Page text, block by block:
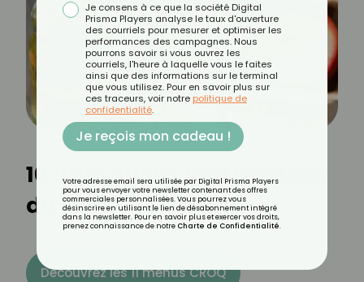
10 utilisations inattendues
du vinaigre de cidre
Découvrez les 11 menus CROQ
Je consens à ce que la société Digital
Prisma Players analyse le taux d'ouverture
des courriels pour mesurer et optimiser les
performances des campagnes. Nous
pourrons savoir si vous ouvrez les
courriels, l'heure à laquelle vous le faites
ainsi que des informations sur le terminal
que vous utilisez. Pour en savoir plus sur
ces traceurs, voir notre politique de
confidentialité.
Je reçois mon cadeau !
Votre adresse email sera utilisée par Digital Prisma Players
pour vous envoyer votre newsletter contenant des offres
commerciales personnalisées. Vous pourrez vous
désinscrire en utilisant le lien de désabonnement intégré
dans la newsletter. Pour en savoir plus et exercer vos droits,
prenez connaissance de notre Charte de Confidentialité.